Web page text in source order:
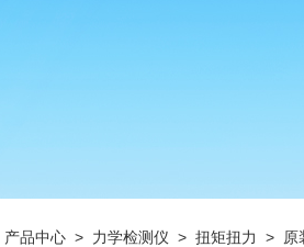
产品中心 > 力学检测仪 > 扭矩扭力 > 原